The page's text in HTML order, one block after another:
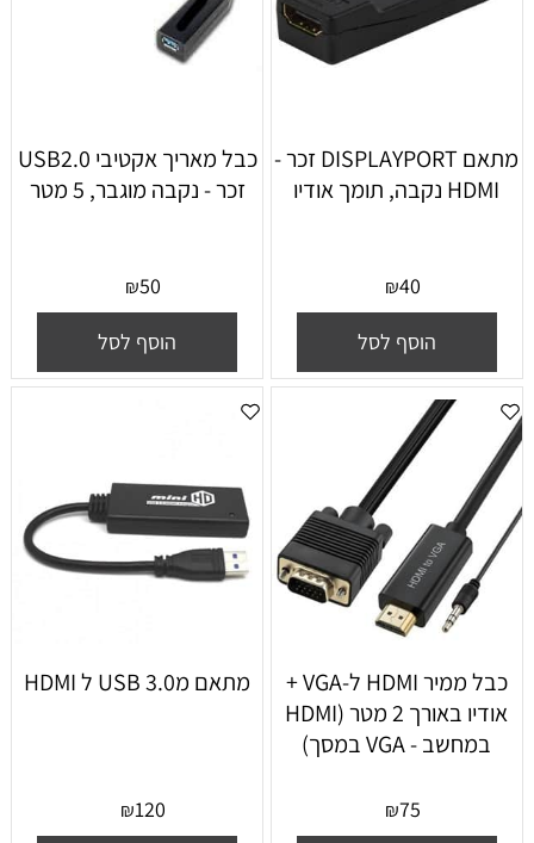
מתאם DISPLAYPORT זכר -
HDMI נקבה, תומך אודיו
₪40
הוסף לסל
כבל מאריך אקטיבי USB2.0
זכר - נקבה מוגבר, 5 מטר
₪50
הוסף לסל
כבל ממיר HDMI ל-VGA +
אודיו באורך 2 מטר (HDMI
במחשב - VGA במסך)
₪75
מתאם מUSB 3.0 ל HDMI
₪120